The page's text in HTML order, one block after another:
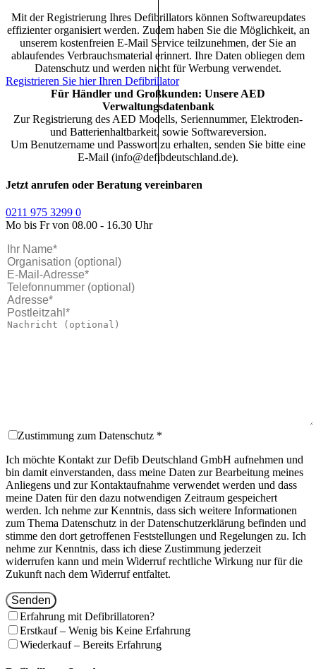
Mit der Registrierung Ihres Defibrillators können Softwareupdates
effizienter organisiert werden. Zudem haben Sie die Möglichkeit, an
unserem kostenfreien E-Mail Service teilzunehmen, der Sie an
ablaufendes Verbrauchsmaterial erinnert. Ihre Daten obliegen dem
Datenschutz und werden nicht für Werbung verwendet.
Registrieren Sie hier Ihren Defibrillator
Für Händler und Großkunden: Unsere AED
Verwaltungsdatenbank
Zur Registrierung des AED Modells, Seriennummer, Elektroden-
und Batterienhaltbarkeit, sowie Softwareversion.
Um Benutzername und Passwort zu erhalten, senden Sie bitte eine
E-Mail (info@defibdeutschland.de).
Jetzt anrufen oder Beratung vereinbaren
0211 975 3299 0
Mo bis Fr von 08.00 - 16.30 Uhr
Zustimmung zum Datenschutz *
Ich möchte Kontakt zur Defib Deutschland GmbH aufnehmen und
bin damit einverstanden, dass meine Daten zur Bearbeitung meines
Anliegens und zur Kontaktaufnahme verwendet werden und dass
meine Daten für den dazu notwendigen Zeitraum gespeichert
werden. Ich nehme zur Kenntnis, dass sich weitere Informationen
zum Thema Datenschutz in der Datenschutzerklärung befinden und
stimme den dort getroffenen Feststellungen und Regelungen zu. Ich
nehme zur Kenntnis, dass ich diese Zustimmung jederzeit
widerrufen kann und mein Widerruf rechtliche Wirkung nur für die
Zukunft nach dem Widerruf entfaltet.
Senden
Erfahrung mit Defibrillatoren?
Erstkauf – Wenig bis Keine Erfahrung
Wiederkauf – Bereits Erfahrung